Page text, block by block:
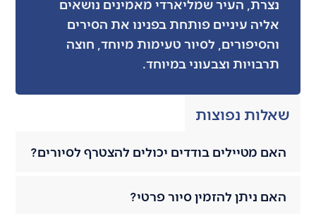
נצרת, העיר שמליארדי מאמינים נושאים
אליה עיניים פותחת בפנינו את הסירים
והסיפורים, לסיור טעימות מיוחד, חוצה
תרבויות וצבעוני במיוחד.
שאלות נפוצות
האם מטיילים בודדים יכולים להצטרף לסיורים?
האם ניתן להזמין סיור פרטי?